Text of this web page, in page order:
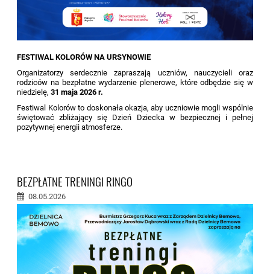
FESTIWAL KOLORÓW NA URSYNOWIE
Organizatorzy serdecznie zapraszają uczniów, nauczycieli oraz
rodziców na bezpłatne wydarzenie plenerowe, które odbędzie się w
niedzielę,31 maja 2026 r.
Festiwal Kolorów to doskonała okazja, aby uczniowie mogli wspólnie
świętować zbliżający się Dzień Dziecka w bezpiecznej i pełnej
pozytywnej energii atmosferze.
BEZPŁATNE TRENINGI RINGO
08.05.2026